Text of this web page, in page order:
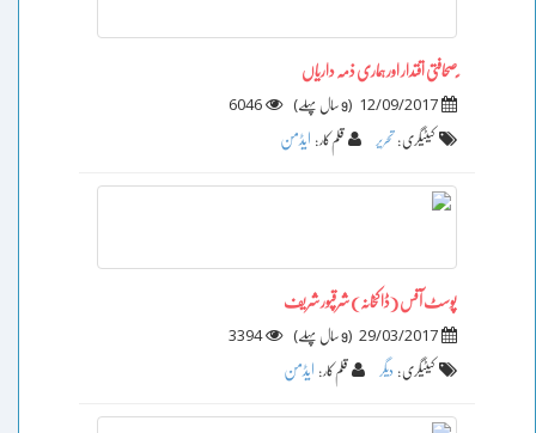
ٍصحافتی اقتدار اور ہماری ذمہ داریاں
12/09/2017
(9 سال پہلے )
6046
کیٹیگری : تحریر قلم کار : ایڈمن
پوسٹ آفس (ڈاکخانہ) شرقپور شریف
29/03/2017
(9 سال پہلے )
3394
کیٹیگری : دیگر قلم کار : ایڈمن